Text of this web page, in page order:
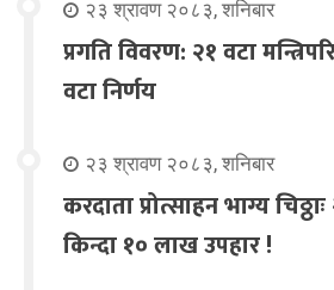
२३ श्रावण २०८३, शनिबार
प्रगति विवरण: २१ वटा
वटा निर्णय
२३ श्रावण २०८३, शनिबार
करदाता प्रोत्साहन भाग्य
किन्दा १० लाख उपहार !